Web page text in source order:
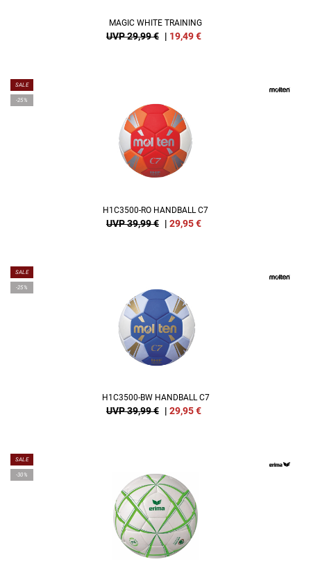
MAGIC WHITE TRAINING
UVP 29,99 € | 19,49€
SALE
-25%
H1C3500-RO HANDBALL C7
UVP 39,99 € | 29,95€
SALE
-25%
H1C3500-BW HANDBALL C7
UVP 39,99 € | 29,95€
SALE
-30%